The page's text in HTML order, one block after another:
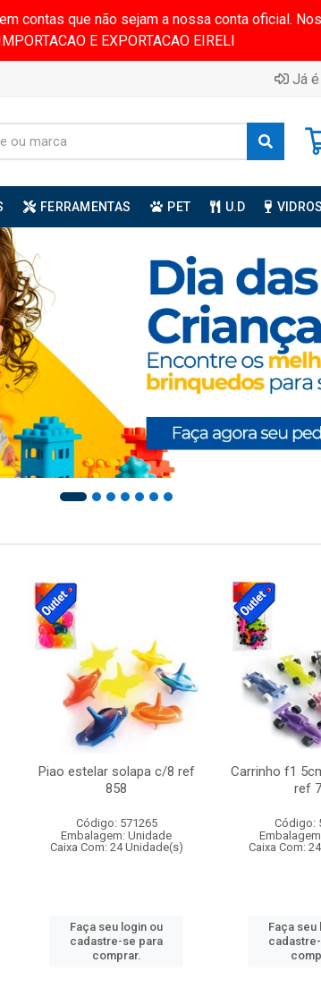
contas que não sejam a nossa conta oficial.
E EXPORTACAO EIRELI
Já
FERRAMENTAS PET U.D VIDROS
Piao estelar solapa c/8 ref
858
Código: 571265
Embalagem: Unidade
Caixa Com: 24 Unidade(s)
Faça seu login ou
cadastre-se para
comprar.
Carrinho f1
ref
Código:
Caixa Com:
Faça seu